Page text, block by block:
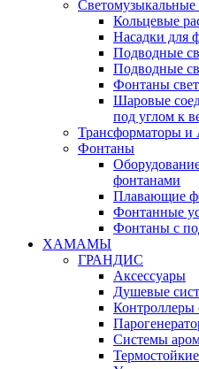
Кольцевые
Насадки для
Подводные
Подводные
Фонтаны
Шаровые
под углом к
Трансформаторы и
Фонтаны
фонтанами
Плавающие
Фонтанные
Фонтаны с
ХАМАМЫ
ГРАНДИС
Аксессуары
Душевые
Контроллеры
Системы